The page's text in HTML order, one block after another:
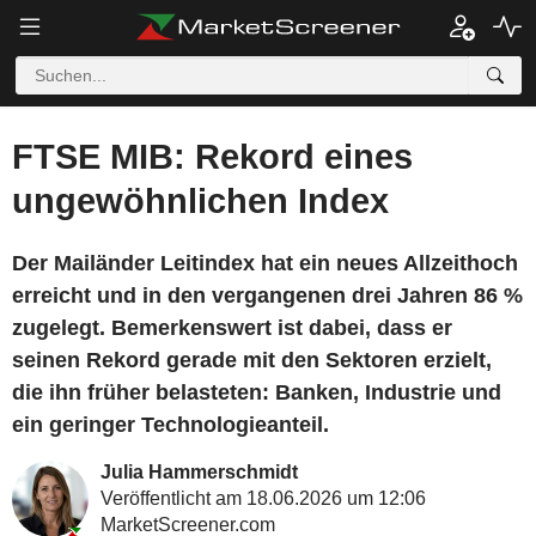
FTSE MIB: Rekord eines
ungewöhnlichen Index
Der Mailänder Leitindex hat ein neues Allzeithoch
erreicht und in den vergangenen drei Jahren 86 %
zugelegt. Bemerkenswert ist dabei, dass er
seinen Rekord gerade mit den Sektoren erzielt,
die ihn früher belasteten: Banken, Industrie und
ein geringer Technologieanteil.
Julia Hammerschmidt
Veröffentlicht am 18.06.2026 um 12:06
MarketScreener.com